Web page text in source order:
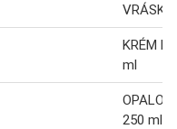
KRÉM
ml
250 ml